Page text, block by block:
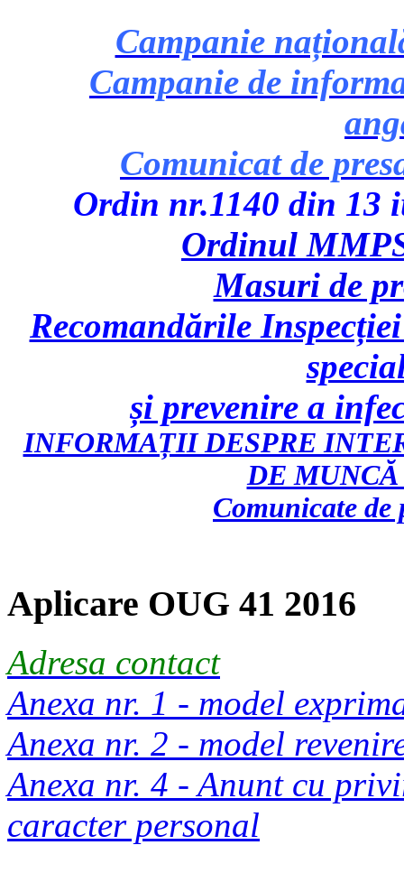
Campanie
Campanie de
Comunicat de
Ordin nr.1140 din 13
Ordinul
Masuri de
Recomandările
și prevenire a
INFORMAȚII DESPRE
DE
Comunicate
Aplicare OUG 41 2016
Adresa contact
Anexa nr. 1 - model
Anexa nr. 2 - model
Anexa nr. 4 - Anunt cu
caracter personal